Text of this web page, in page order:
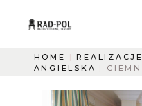
HOME REALIZACJE
ANGIELSKA